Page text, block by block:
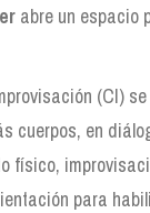
abre un espacio
(CI)
cuerpos, en
físico,
para